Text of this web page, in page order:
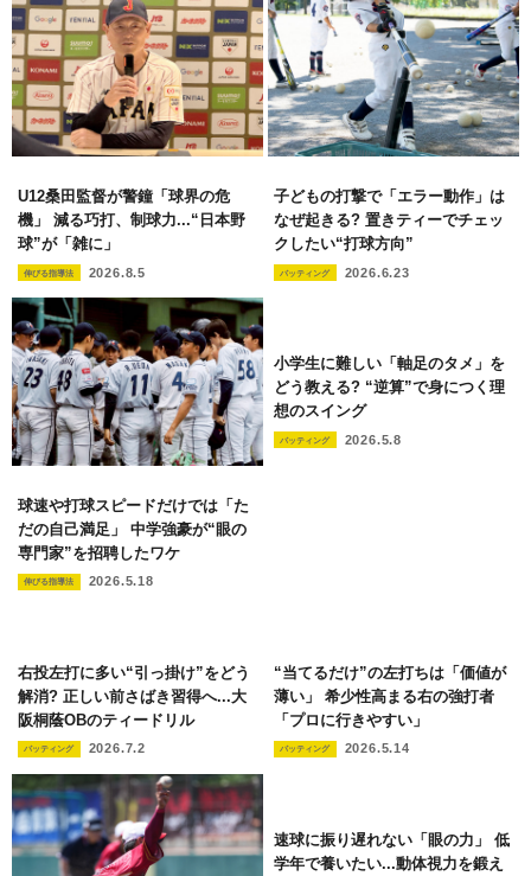
U12桑田監督が警鐘「球界の危
機」 減る巧打、制球力...“日本野
球”が「雑に」
伸びる指導法 2026.8.5
子どもの打撃で「エラー動作」は
なぜ起きる? 置きティーでチェッ
クしたい“打球方向”
バッティング 2026.6.23
球速や打球スピードだけでは「た
だの自己満足」 中学強豪が“眼の
専門家”を招聘したワケ
伸びる指導法 2026.5.18
小学生に難しい「軸足のタメ」を
どう教える? “逆算”で身につく理
想のスイング
バッティング 2026.5.8
右投左打に多い“引っ掛け”をどう
解消? 正しい前さばき習得へ...大
阪桐蔭OBのティードリル
バッティング 2026.7.2
“当てるだけ”の左打ちは「価値が
薄い」 希少性高まる右の強打者
「プロに行きやすい」
バッティング 2026.5.14
速球に振り遅れない「眼の力」 低
学年で養いたい...動体視力を鍛え